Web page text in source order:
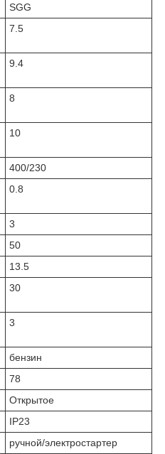
SGG
7.5
9.4
8
10
400/230
0.8
3
50
13.5
30
3
бензин
78
Открытое
IP23
ручной/электростартер